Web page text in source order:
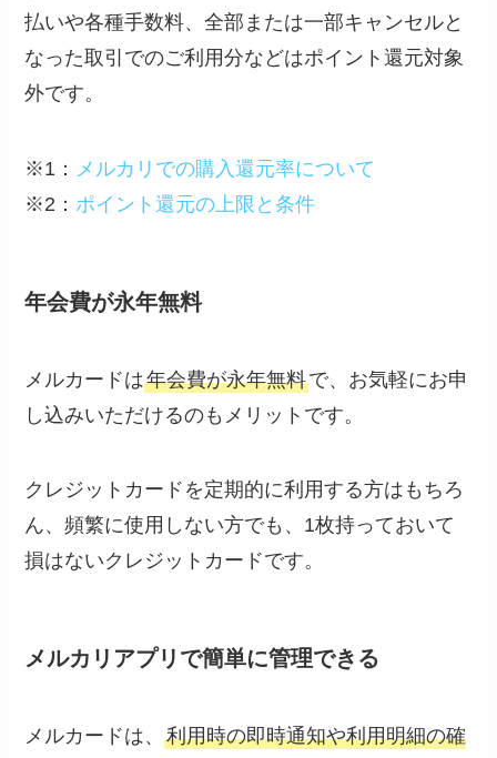
払いや各種手数料、全部または一部キャンセルと
なった取引でのご利用分などはポイント還元対象
外です。
※1： メルカリでの購入還元率について
※2： ポイント還元の上限と条件
年会費が永年無料
メルカードは年会費が永年無料で、お気軽にお申
し込みいただけるのもメリットです。
クレジットカードを定期的に利用する方はもちろ
ん、頻繁に使用しない方でも、1枚持っておいて
損はないクレジットカードです。
メルカリアプリで簡単に管理できる
メルカードは、利用時の即時通知や利用明細の確